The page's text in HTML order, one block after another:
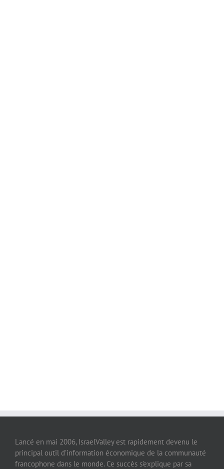
Lancé en mai 2006, IsraelValley est rapidement devenu le
principal outil d’information économique de la communauté
francophone dans le monde. Ce succès s’explique par sa